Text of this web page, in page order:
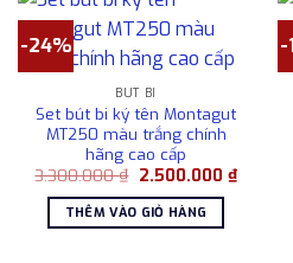
-24%
BÚT BI
Set bút bi ký tên Montagut
MT250 màu trắng chính
hãng cao cấp
3.300.000₫ Giá
là:
3.300.000 ₫.
2.500.000 ₫Giá
hiện
THÊM VÀO GIỎ HÀNG
-